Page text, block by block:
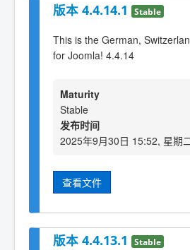
版本 4.4.14.1 Stable
This is the German,
for Joomla! 4.4.14
Maturity
Stable
发布时间
2025年9月30日 15:52, 星期
查看文件
版本 4.4.13.1 Stable